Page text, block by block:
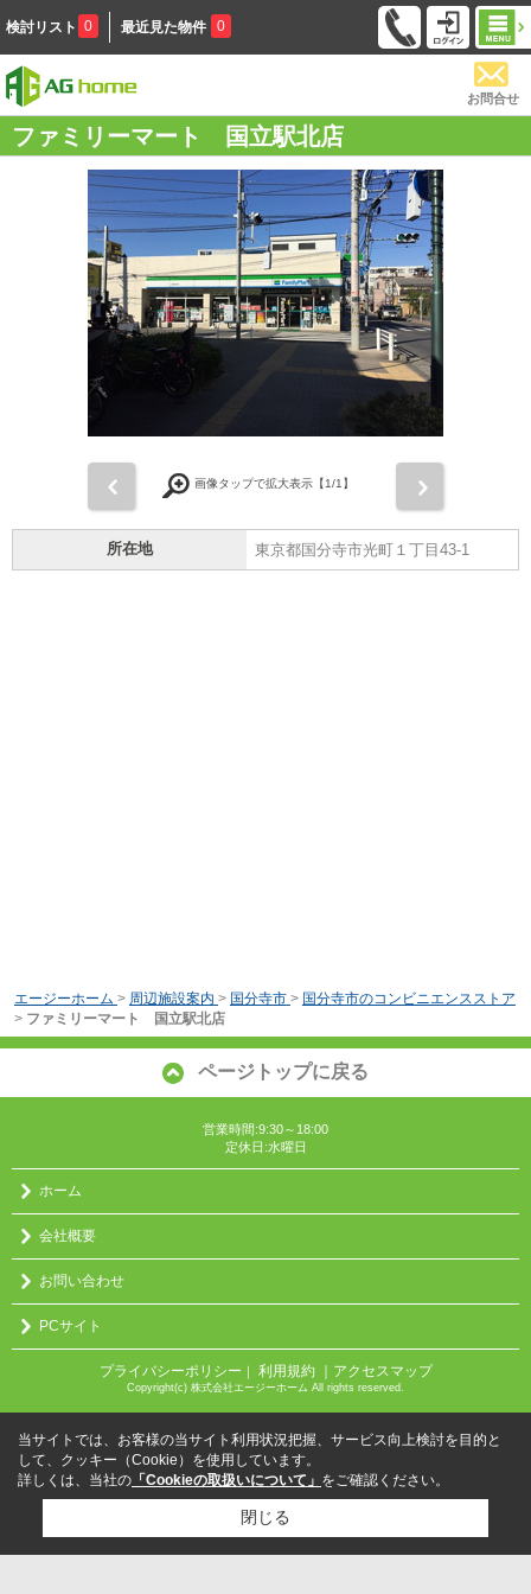
検討リスト 0 最近見た物件 0
お問合せ
ファミリーマート 国立駅北店
画像タップで拡大表示【1/1】
所在地 東京都国分寺市光町１丁目43-1
エージーホーム > 周辺施設案内 > 国分寺市 > 国分寺市のコンビニエンスストア
> ファミリーマート 国立駅北店
ページトップに戻る
営業時間:9:30～18:00
定休日:水曜日
ホーム
会社概要
お問い合わせ
PCサイト
プライバシーポリシー ｜ 利用規約 ｜アクセスマップ
Copyright(c) 株式会社エージーホーム All rights reserved.
当サイトでは、お客様の当サイト利用状況把握、サービス向上検討を目的と
して、クッキー（Cookie）を使用しています。
詳しくは、当社の 「Cookieの取扱いについて」 をご確認ください。
閉じる